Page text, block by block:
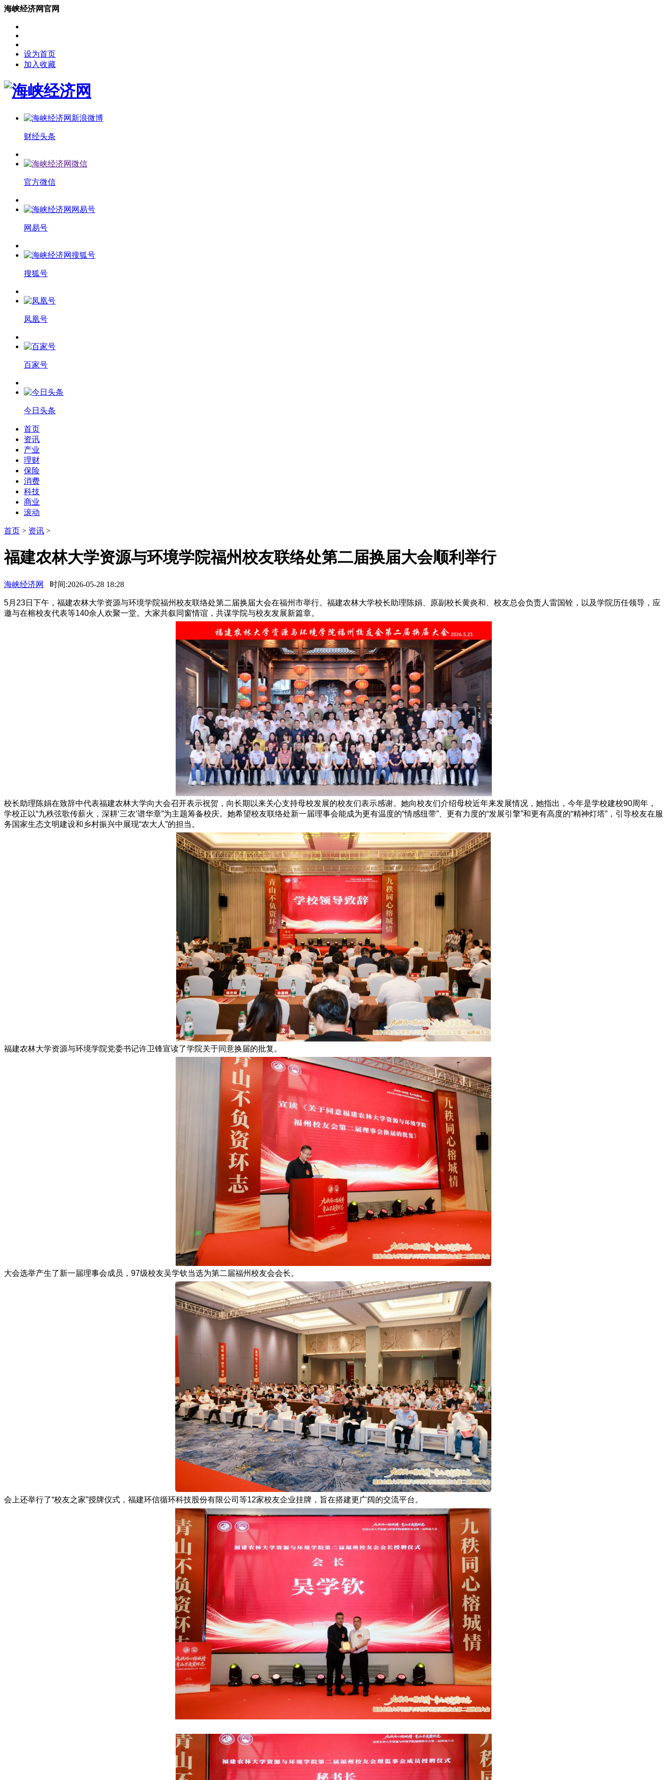
海峡经济网官网
设为首页
加入收藏
财经头条
官方微信
网易号
搜狐号
凤凰号
百家号
今日头条
首页
资讯
产业
理财
保险
消费
科技
商业
滚动
首页 > 资讯 >
福建农林大学资源与环境学院福州校友联络处第二届换届大会顺利举行
海峡经济网 时间:2026-05-28 18:28
5月23日下午，福建农林大学资源与环境学院福州校友联络处第二届换届大会在福州市举行。福建农林大学校长助理陈娟、原副校长黄炎和、校友总会负责人雷国铨，以及学院历任领导，应
邀与在榕校友代表等140余人欢聚一堂。大家共叙同窗情谊，共谋学院与校友发展新篇章。
校长助理陈娟在致辞中代表福建农林大学向大会召开表示祝贺，向长期以来关心支持母校发展的校友们表示感谢。她向校友们介绍母校近年来发展情况，她指出，今年是学校建校90周年，
学校正以“九秩弦歌传薪火，深耕‘三农’谱华章”为主题筹备校庆。她希望校友联络处新一届理事会能成为更有温度的“情感纽带”、更有力度的“发展引擎”和更有高度的“精神灯塔”，引导校友在服
务国家生态文明建设和乡村振兴中展现“农大人”的担当。
福建农林大学资源与环境学院党委书记许卫锋宣读了学院关于同意换届的批复。
大会选举产生了新一届理事会成员，97级校友吴学钦当选为第二届福州校友会会长。
会上还举行了“校友之家”授牌仪式，福建环信循环科技股份有限公司等12家校友企业挂牌，旨在搭建更广阔的交流平台。